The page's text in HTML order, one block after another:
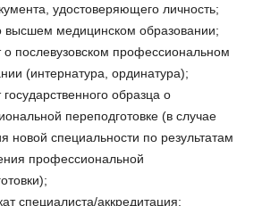
удостоверяющего личность;
высшем медицинском образовании;
о послевузовском профессиональном
(интернатура, ординатура);
государственного образца о
переподготовке (в случае
новой специальности по результатам
профессиональной
специалиста/аккредитация;